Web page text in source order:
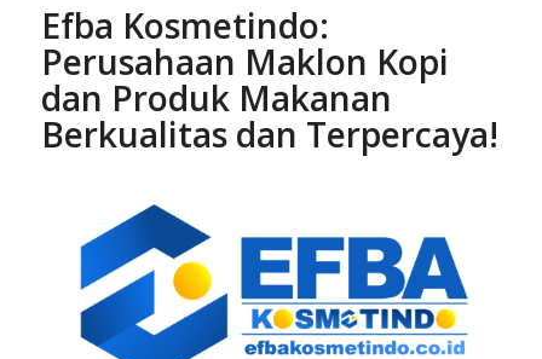
Efba Kosmetindo:
Perusahaan Maklon Kopi
dan Produk Makanan
Berkualitas dan Terpercaya!